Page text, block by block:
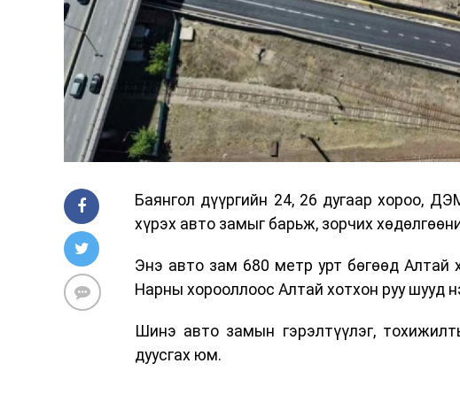
Баянгол дүүргийн 24, 26 дугаар хороо,
хүрэх авто замыг барьж, зорчих
Энэ авто зам 680 метр урт бөгөөд Алтай
Нарны хорооллоос Алтай хотхон руу шууд
Шинэ авто замын гэрэлтүүлэг,
дуусгах юм.